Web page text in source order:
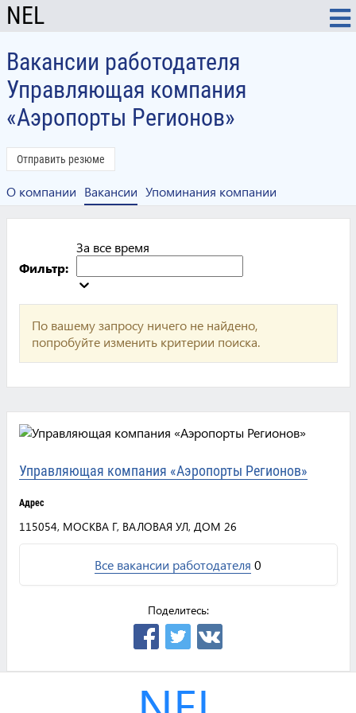
NEL
Вакансии работодателя
Управляющая компания
«Аэропорты Регионов»
Отправить резюме
О компании Вакансии Упоминания компании
Фильтр:
За все время
По вашему запросу ничего не найдено,
попробуйте изменить критерии поиска.
Управляющая компания «Аэропорты Регионов»
Адрес
115054, МОСКВА Г, ВАЛОВАЯ УЛ, ДОМ 26
Все вакансии работодателя 0
Поделитесь: